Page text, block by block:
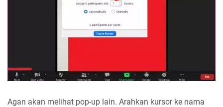
Agan akan melihat pop-up lain. Arahkan kursor ke nama